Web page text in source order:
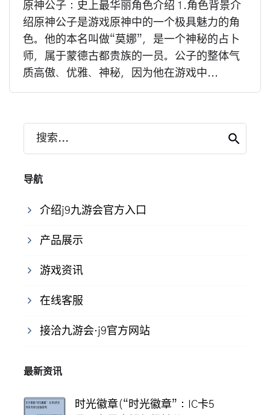
原神公子：史上最华丽角色介绍 1.角色背景介
绍原神公子是游戏原神中的一个极具魅力的角
色。他的本名叫做“莫娜”，是一个神秘的占卜
师，属于蒙德古都贵族的一员。公子的整体气
质高傲、优雅、神秘，因为他在游戏中...
搜索...
导航
介绍j9九游会官方入口
产品展示
游戏资讯
在线客服
接洽九游会·j9官方网站
最新资讯
时光徽章(“时光徽章”：IC卡5